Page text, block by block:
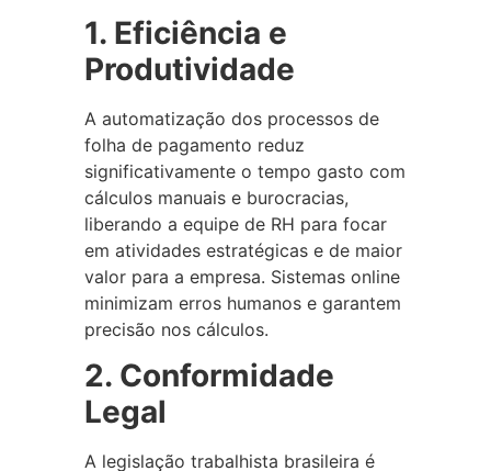
1. Eficiência e
Produtividade
A automatização dos processos de
folha de pagamento reduz
significativamente o tempo gasto com
cálculos manuais e burocracias,
liberando a equipe de RH para focar
em atividades estratégicas e de maior
valor para a empresa. Sistemas online
minimizam erros humanos e garantem
precisão nos cálculos.
2. Conformidade
Legal
A legislação trabalhista brasileira é